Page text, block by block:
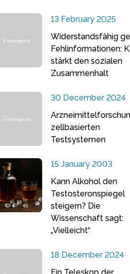
13 February 2025
Widerstandsfähig
Fehlinformationen:
stärkt den sozialen
Zusammenhalt
30 December 2024
zellbasierten
Testsystemen
15 January 2003
Kann Alkohol den
Testosteronspiegel
steigern? Die
Wissenschaft sagt:
„Vielleicht“
18 December 2024
Ein Teleskop der